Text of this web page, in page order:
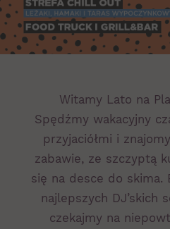
Witamy Lato na
Spędźmy wakacyjny
przyjaciółmi i
zabawie, ze szczyptą
się na desce do
najlepszych DJ’skich
czekajmy na